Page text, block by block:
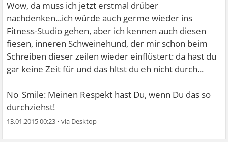
Wow, da muss ich jetzt erstmal drüber
nachdenken...ich würde auch germe wieder ins
Fitness-Studio gehen, aber ich kennen auch diesen
fiesen, inneren Schweinehund, der mir schon beim
Schreiben dieser zeilen wieder einflüstert: da hast du
gar keine Zeit für und das hltst du eh nicht durch...
No_Smile: Meinen Respekt hast Du, wenn Du das so
durchziehst!
13.01.2015 00:23 •